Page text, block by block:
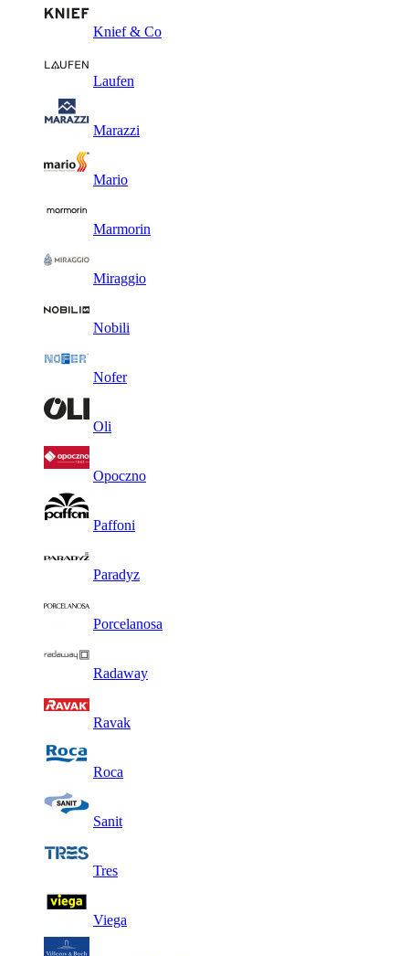
Knief & Co
Laufen
Marazzi
Mario
Marmorin
Miraggio
Nobili
Nofer
Oli
Opoczno
Paffoni
Paradyz
Porcelanosa
Radaway
Ravak
Roca
Sanit
Tres
Viega